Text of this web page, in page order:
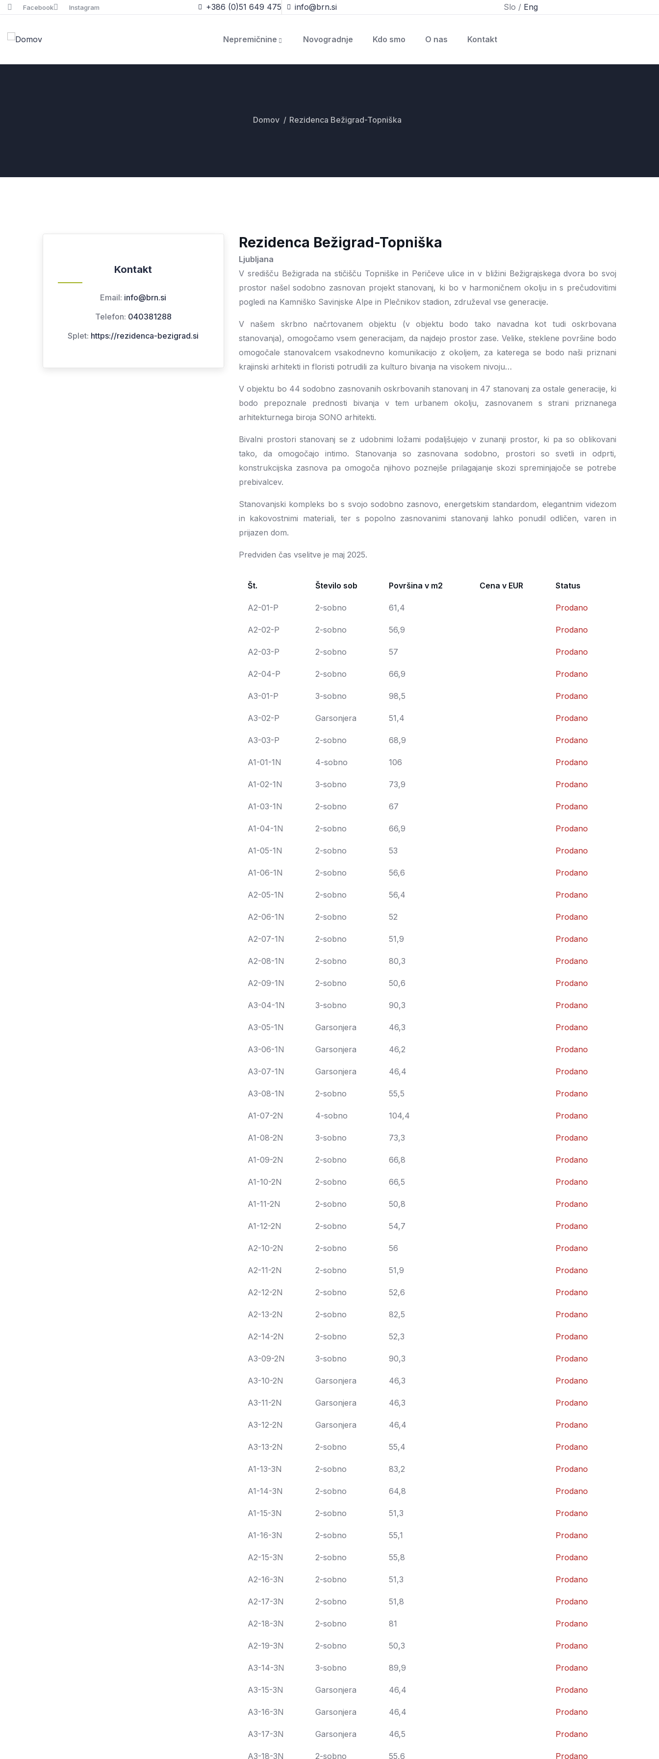
Facebook Instagram +386 (0)51 649 475 info@brn.si Slo / Eng
Nepremičnine Novogradnje Kdo smo O nas Kontakt
Domov Rezidenca Bežigrad-Topniška
Kontakt
Email: info@brn.si
Telefon: 040381288
Splet: https://rezidenca-bezigrad.si
Rezidenca Bežigrad-Topniška
Ljubljana
V središču Bežigrada na stičišču Topniške in Peričeve ulice in v bližini Bežigrajskega dvora bo svoj
prostor našel sodobno zasnovan projekt stanovanj, ki bo v harmoničnem okolju in s prečudovitimi
pogledi na Kamniško Savinjske Alpe in Plečnikov stadion, združeval vse generacije.
V našem skrbno načrtovanem objektu (v objektu bodo tako navadna kot tudi oskrbovana
stanovanja), omogočamo vsem generacijam, da najdejo prostor zase. Velike, steklene površine bodo
omogočale stanovalcem vsakodnevno komunikacijo z okoljem, za katerega se bodo naši priznani
krajinski arhitekti in floristi potrudili za kulturo bivanja na visokem nivoju…
V objektu bo 44 sodobno zasnovanih oskrbovanih stanovanj in 47 stanovanj za ostale generacije, ki
bodo prepoznale prednosti bivanja v tem urbanem okolju, zasnovanem s strani priznanega
arhitekturnega biroja SONO arhitekti.
Bivalni prostori stanovanj se z udobnimi ložami podaljšujejo v zunanji prostor, ki pa so oblikovani
tako, da omogočajo intimo. Stanovanja so zasnovana sodobno, prostori so svetli in odprti,
konstrukcijska zasnova pa omogoča njihovo poznejše prilagajanje skozi spreminjajoče se potrebe
prebivalcev.
Stanovanjski kompleks bo s svojo sodobno zasnovo, energetskim standardom, elegantnim videzom
in kakovostnimi materiali, ter s popolno zasnovanimi stanovanji lahko ponudil odličen, varen in
prijazen dom.
Predviden čas vselitve je maj 2025.
Št. Število sob Površina v m2 Cena v EUR Status
A2-01-P 2-sobno 61,4 Prodano
A2-02-P 2-sobno 56,9 Prodano
A2-03-P 2-sobno 57 Prodano
A2-04-P 2-sobno 66,9 Prodano
A3-01-P 3-sobno 98,5 Prodano
A3-02-P Garsonjera 51,4 Prodano
A3-03-P 2-sobno 68,9 Prodano
A1-01-1N 4-sobno 106 Prodano
A1-02-1N 3-sobno 73,9 Prodano
A1-03-1N 2-sobno 67 Prodano
A1-04-1N 2-sobno 66,9 Prodano
A1-05-1N 2-sobno 53 Prodano
A1-06-1N 2-sobno 56,6 Prodano
A2-05-1N 2-sobno 56,4 Prodano
A2-06-1N 2-sobno 52 Prodano
A2-07-1N 2-sobno 51,9 Prodano
A2-08-1N 2-sobno 80,3 Prodano
A2-09-1N 2-sobno 50,6 Prodano
A3-04-1N 3-sobno 90,3 Prodano
A3-05-1N Garsonjera 46,3 Prodano
A3-06-1N Garsonjera 46,2 Prodano
A3-07-1N Garsonjera 46,4 Prodano
A3-08-1N 2-sobno 55,5 Prodano
A1-07-2N 4-sobno 104,4 Prodano
A1-08-2N 3-sobno 73,3 Prodano
A1-09-2N 2-sobno 66,8 Prodano
A1-10-2N 2-sobno 66,5 Prodano
A1-11-2N 2-sobno 50,8 Prodano
A1-12-2N 2-sobno 54,7 Prodano
A2-10-2N 2-sobno 56 Prodano
A2-11-2N 2-sobno 51,9 Prodano
A2-12-2N 2-sobno 52,6 Prodano
A2-13-2N 2-sobno 82,5 Prodano
A2-14-2N 2-sobno 52,3 Prodano
A3-09-2N 3-sobno 90,3 Prodano
A3-10-2N Garsonjera 46,3 Prodano
A3-11-2N Garsonjera 46,3 Prodano
A3-12-2N Garsonjera 46,4 Prodano
A3-13-2N 2-sobno 55,4 Prodano
A1-13-3N 2-sobno 83,2 Prodano
A1-14-3N 2-sobno 64,8 Prodano
A1-15-3N 2-sobno 51,3 Prodano
A1-16-3N 2-sobno 55,1 Prodano
A2-15-3N 2-sobno 55,8 Prodano
A2-16-3N 2-sobno 51,3 Prodano
A2-17-3N 2-sobno 51,8 Prodano
A2-18-3N 2-sobno 81 Prodano
A2-19-3N 2-sobno 50,3 Prodano
A3-14-3N 3-sobno 89,9 Prodano
A3-15-3N Garsonjera 46,4 Prodano
A3-16-3N Garsonjera 46,4 Prodano
A3-17-3N Garsonjera 46,5 Prodano
A3-18-3N 2-sobno 55,6 Prodano